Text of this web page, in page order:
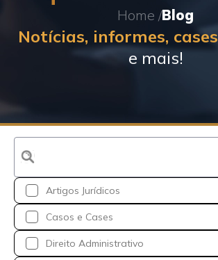
Home /Blog
Notícias, informes, cases
e mais!
Artigos Jurídicos
Casos e Cases
Direito Administrativo